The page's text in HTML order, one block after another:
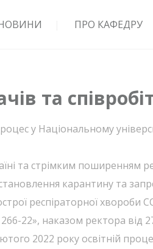
ПРО КАФЕДРУ
та
у Національному
та стрімким
карантину та
респіраторної хвороби
22», наказом ректора від
2022 року освітній